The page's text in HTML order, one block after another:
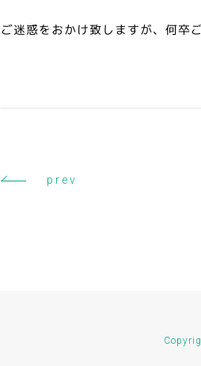
ご迷惑をおかけ致しますが、何卒
prev